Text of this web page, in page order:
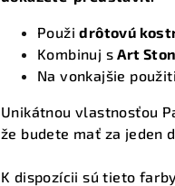
Použidrôtovú
Kombinuj sArt
Na vonkajšie
Unikátnou vlastnosťou
že budete mať za jeden
K dispozícii sú tieto